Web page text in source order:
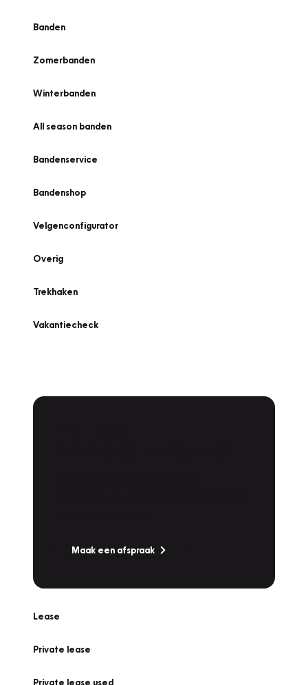
Banden
Zomerbanden
Winterbanden
All season banden
Bandenservice
Bandenshop
Velgenconfigurator
Overig
Trekhaken
Vakantiecheck
Maak een afspraak
Lease
Private lease
Private lease used